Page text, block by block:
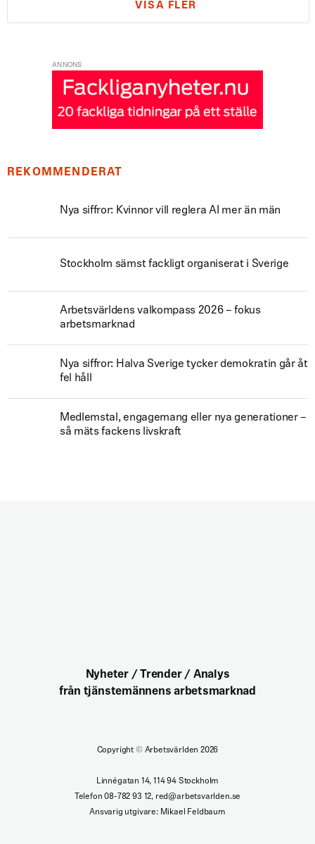
VISA FLER
ANNONS
REKOMMENDERAT
Nya siffror: Kvinnor vill reglera AI mer än män
Stockholm sämst fackligt organiserat i Sverige
Arbetsvärldens valkompass 2026 – fokus
arbetsmarknad
Nya siffror: Halva Sverige tycker demokratin går åt
fel håll
Medlemstal, engagemang eller nya generationer –
så mäts fackens livskraft
Nyheter / Trender / Analys
från tjänstemännens arbetsmarknad
Copyright ©Arbetsvärlden 2026
Linnégatan 14, 114 94 Stockholm
Telefon 08-782 93 12, red@arbetsvarlden.se
Ansvarig utgivare: Mikael Feldbaum